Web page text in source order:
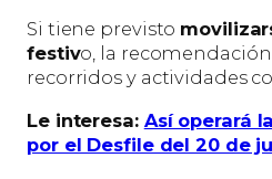
Si tiene previsto
festivo, la
recorridos y actividades
Le interesa: Así operará
por el Desfile del 20 de